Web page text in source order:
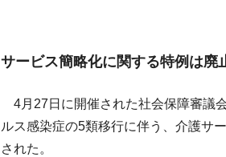
サービス簡略化に関する特例は廃
4月27日に開催された社会保障審議
ルス感染症の5類移行に伴う、介護サ
された。